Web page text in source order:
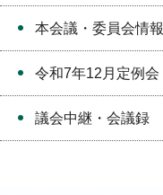
本会議・委員会情報
令和7年12月定例会
議会中継・会議録